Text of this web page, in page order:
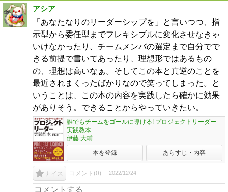
アシア
「あなたなりのリーダーシップを」と言いつつ、指
示型から委任型までフレキシブルに変化させなきゃ
いけなかったり、チームメンバの選定まで自分でで
きる前提で書いてあったり、理想形ではあるもの
の、理想は高いなぁ。そしてこの本と真逆のことを
最近されまくったばかりなので笑ってしまった。と
いうことは、この本の内容を実践したら確かに効果
がありそう。できることからやっていきたい。
誰でもチームをゴールに導ける! プロジェクトリーダー
実践教本
伊藤 大輔
本を登録 あらすじ・内容
ナイス コメント(0) 2022/12/24